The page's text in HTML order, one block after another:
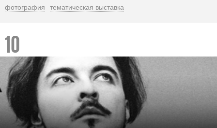
фотография тематическая выставка